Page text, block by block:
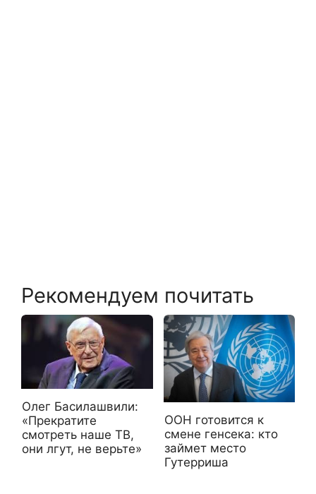
Рекомендуем почитать
Олег Басилашвили:
«Прекратите
смотреть наше ТВ,
они лгут, не верьте»
ООН готовится к
смене генсека: кто
займет место
Гутерриша